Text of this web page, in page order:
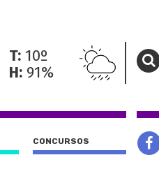
T: 10º
H: 91%
CONCURSOS